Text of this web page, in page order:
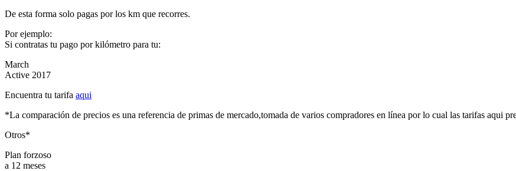
De esta forma solo pagas por los km que recorres.
Por ejemplo:
Si contratas tu pago por kilómetro para tu:
March
Active 2017
Encuentra tu tarifa aqui
*La comparación de precios es una referencia de primas de mercado,tomada de varios compradores en línea por lo cual las tarifas aqui
Otros*
Plan forzoso
a 12 meses